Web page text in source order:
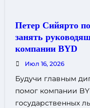
Петер Сийярто
занять
компании BYD
Июл 16, 2026
Будучи главным дипломатом Орбана, Сийярто
помог компании
государственных